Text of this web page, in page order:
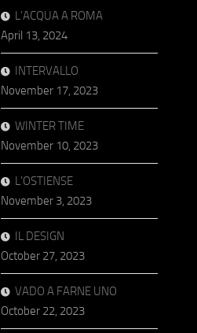
L’ACQUA A ROMA
April 13, 2024
INTERVALLO
November 17, 2023
WINTER TIME
November 10, 2023
L’OSTIENSE
November 3, 2023
IL DESIGN
October 27, 2023
VADO A FARNE UNO
October 22, 2023